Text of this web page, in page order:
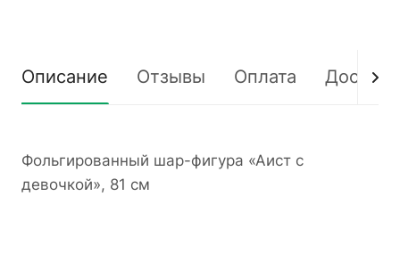
Описание Отзывы Оплата
Фольгированный шар-фигура «Аист с
девочкой», 81 см